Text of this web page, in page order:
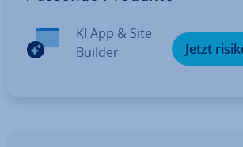
KI App & Site
Builder
Jetzt